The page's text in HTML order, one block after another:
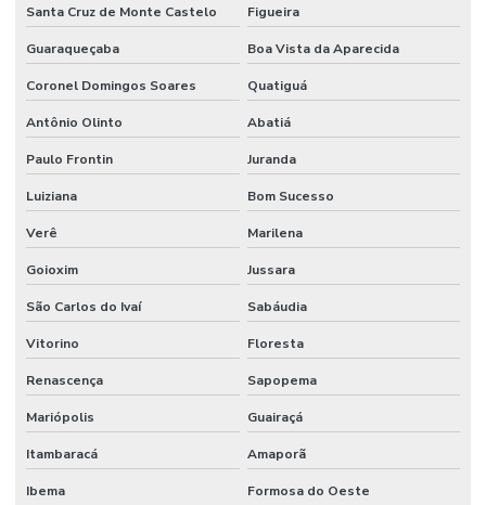
Santa Cruz de Monte Castelo Figueira
Guaraqueçaba Boa Vista da Aparecida
Coronel Domingos Soares Quatiguá
Antônio Olinto Abatiá
Paulo Frontin Juranda
Luiziana Bom Sucesso
Verê Marilena
Goioxim Jussara
São Carlos do Ivaí Sabáudia
Vitorino Floresta
Renascença Sapopema
Mariópolis Guairaçá
Itambaracá Amaporã
Ibema Formosa do Oeste